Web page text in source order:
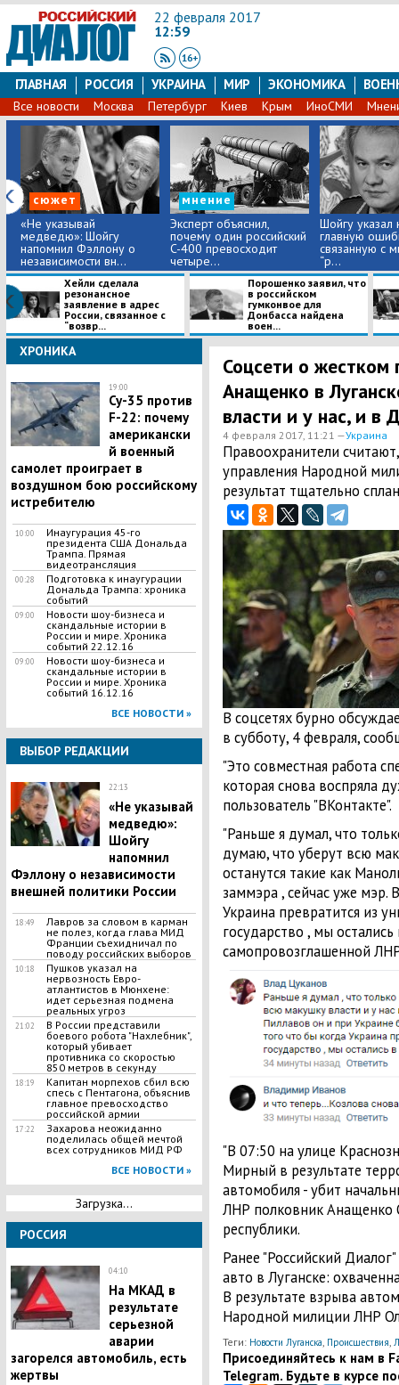
22 февраля 2017
12:59
ГЛАВНАЯ РОССИЯ УКРАИНА МИР ЭКОНОМИКА
Все новости Москва Петербург Киев Крым ИноСМИ
сюжет
​«Не указывай
медведю»: Шойгу
напомнил Фэллону о
независимости вн...
мнение
Эксперт объяснил,
почему один российский
C-400 превосходит
четыре...
Шойгу указал
главную
связанную с
“р...
Хейли сделала
резонансное
заявление в адрес
России, связанное с
“возвр...
Порошенко заявил, что
в российском
гумконвое для
Донбасса найдена
воен...
ХРОНИКА
19:00
Су-35 против
F-22: почему
американски
й военный
самолет проиграет в
воздушном бою российскому
истребителю
10:00
Инаугурация 45-го
президента США Дональда
Трампа. Прямая
видеотрансляция
00:28
Подготовка к инаугурации
Дональда Трампа: хроника
событий
09:00
Новости шоу-бизнеса и
скандальные истории в
России и мире. Хроника
событий 22.12.16
09:00
Новости шоу-бизнеса и
скандальные истории в
России и мире. Хроника
событий 16.12.16
ВСЕ НОВОСТИ »
ВЫБОР РЕДАКЦИИ
22:13
​«Не указывай
медведю»:
Шойгу
напомнил
Фэллону о независимости
внешней политики России
18:49
Лавров за словом в карман
не полез, когда глава МИД
Франции съехидничал по
поводу российских выборов
10:18
Пушков указал на
нервозность Евро-
атлантистов в Мюнхене:
идет серьезная подмена
реальных угроз
21:02
В России представили
боевого робота "Нахлебник",
который убивает
противника со скоростью
850 метров в секунду
18:19
Капитан морпехов сбил всю
спесь с Пентагона, объяснив
главное превосходство
российской армии
17:22
Захарова неожиданно
поделилась общей мечтой
всех сотрудников МИД РФ
ВСЕ НОВОСТИ »
Загрузка...
РОССИЯ
04:10
На МКАД в
результате
серьезной
аварии
загорелся автомобиль, есть
жертвы
Соцсети о жестком
Анащенко в
власти и у нас, и в
4 февраля 2017, 11:21 —Украина
Правоохранители
управления Народной
результат тщательно
В соцсетях бурно
в субботу, 4 февраля,
"Это совместная работа
которая снова воспряла
пользователь "ВКонтакте".
"Раньше я думал, что
думаю, что уберут всю
останутся такие как
заммэра , сейчас уже мэр.
Украина превратится из
государство , мы
самопровозглашенной
"В 07:50 на улице
Мирный в результате
автомобиля - убит
ЛНР полковник Анащенко
республики.
Ранее "Российский
авто в Луганске:
В результате взрыва
Народной милиции ЛНР
Теги: Новости Луганска Происшествия
Присоединяйтесь к нам в
Telegram. Будьте в курсе